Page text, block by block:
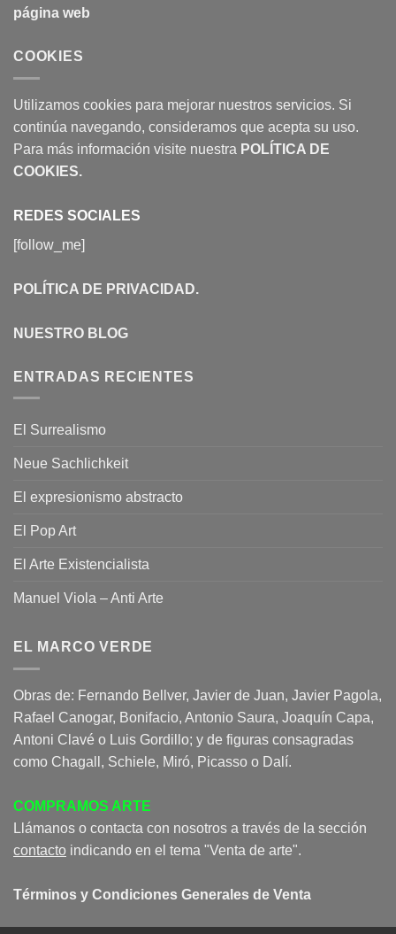
página web
COOKIES
Utilizamos cookies para mejorar nuestros servicios. Si
continúa navegando, consideramos que acepta su uso.
Para más información visite nuestra POLÍTICA DE
COOKIES.
REDES SOCIALES
[follow_me]
POLÍTICA DE PRIVACIDAD.
NUESTRO BLOG
ENTRADAS RECIENTES
El Surrealismo
Neue Sachlichkeit
El expresionismo abstracto
El Pop Art
El Arte Existencialista
Manuel Viola – Anti Arte
EL MARCO VERDE
Obras de: Fernando Bellver, Javier de Juan, Javier Pagola,
Rafael Canogar, Bonifacio, Antonio Saura, Joaquín Capa,
Antoni Clavé o Luis Gordillo; y de figuras consagradas
como Chagall, Schiele, Miró, Picasso o Dalí.
COMPRAMOS ARTE
Llámanos o contacta con nosotros a través de la sección
contacto indicando en el tema "Venta de arte".
Términos y Condiciones Generales de Venta